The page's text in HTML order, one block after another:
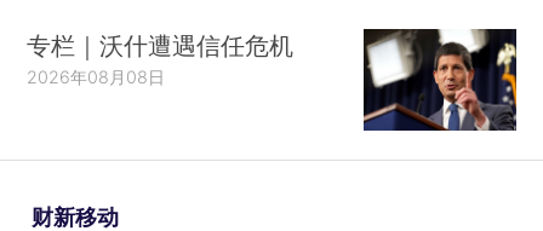
专栏｜沃什遭遇信任危机
2026年08月08日
财新移动